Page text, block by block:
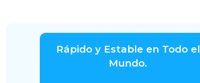
Rápido y Estable en Todo el
Mundo.